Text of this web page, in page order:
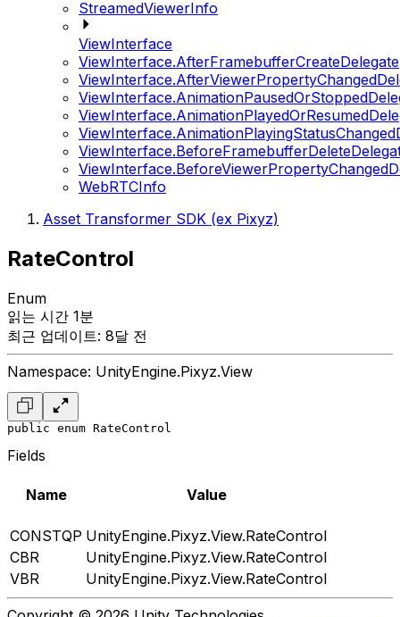
StreamedViewerInfo
ViewInterface
ViewInterface.AfterFramebufferCreateDelegate
WebRTCInfo
Asset Transformer SDK (ex Pixyz)
RateControl
Enum
읽는 시간 1분
최근 업데이트: 8달 전
Namespace: UnityEngine.Pixyz.View
public enum RateControl
Fields
Name Value
CONSTQP UnityEngine.Pixyz.View.RateControl
CBR
UnityEngine.Pixyz.View.RateControl
VBR
UnityEngine.Pixyz.View.RateControl